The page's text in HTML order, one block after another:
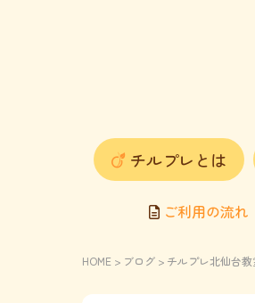
チルプレとは
ご利用の流れ
HOME > ブログ > チルプレ北仙台教